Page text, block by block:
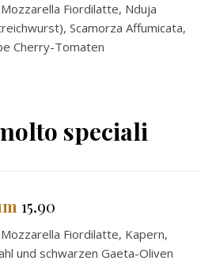
Fiordilatte, Nduja
Scamorza Affumicata,
Cherry-Tomaten
speciali
15.90
Fiordilatte, Kapern,
und schwarzen Gaeta-Oliven